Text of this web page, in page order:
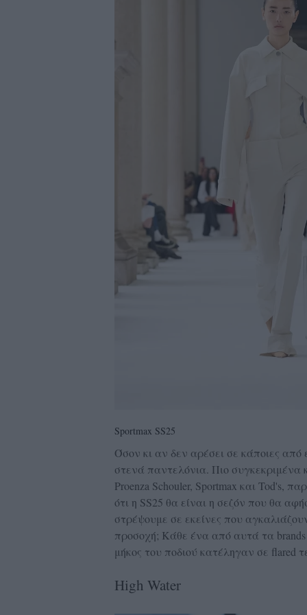
Sportmax SS25
Όσον κι αν δεν αρέσει σε κάποιες
στενά παντελόνια. Πιο
Proenza Schouler, Sportmax και Tod's,
ότι η SS25 θα είναι η σεζόν που θα
στρέψουμε σε εκείνες που
προσοχή; Κάθε ένα από αυτά τα
μήκος του ποδιού κατέληγαν σε flared
High Water